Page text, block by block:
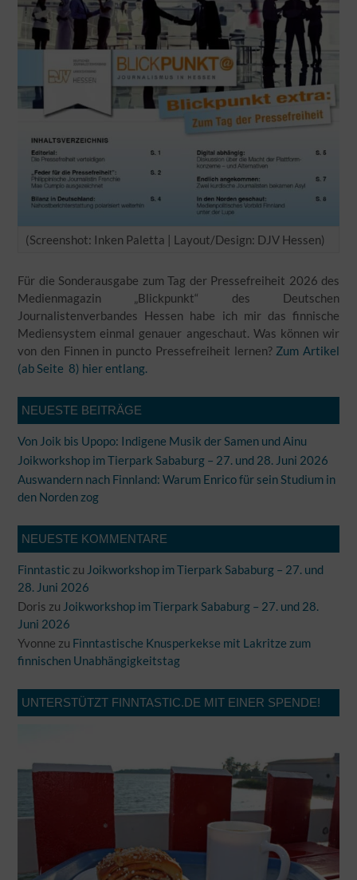
(Screenshot: Inken Paletta | Layout/Design: DJV Hessen)
Für die Sonderausgabe zum Tag der Pressefreiheit 2026 des
Medienmagazin „Blickpunkt“ des Deutschen
Journalistenverbandes Hessen habe ich mir das finnische
Mediensystem einmal genauer angeschaut. Was können wir
von den Finnen in puncto Pressefreiheit lernen? Zum Artikel
(ab Seite 8) hier entlang.
NEUESTE BEITRÄGE
Von Joik bis Upopo: Indigene Musik der Samen und Ainu
Joikworkshop im Tierpark Sababurg – 27. und 28. Juni 2026
Auswandern nach Finnland: Warum Enrico für sein Studium in
den Norden zog
NEUESTE KOMMENTARE
Finntastic zu Joikworkshop im Tierpark Sababurg – 27. und
28. Juni 2026
Doris zu Joikworkshop im Tierpark Sababurg – 27. und 28.
Juni 2026
Yvonne zu Finntastische Knusperkekse mit Lakritze zum
finnischen Unabhängigkeitstag
UNTERSTÜTZT FINNTASTIC.DE MIT EINER SPENDE!